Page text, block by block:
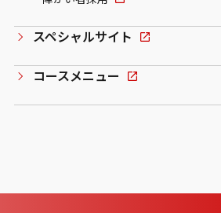
スペシャルサイト
コースメニュー